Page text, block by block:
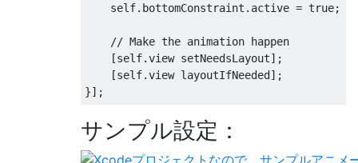
    self
. bottomConstraint . active = true;
// Make the animation happen
[self.view setNeedsLayout];
[self.view layoutIfNeeded];
}];
サンプル設定：